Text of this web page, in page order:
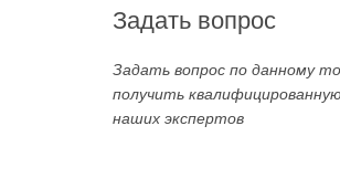
Задать вопрос
Задать вопрос по данному
получить
наших экспертов